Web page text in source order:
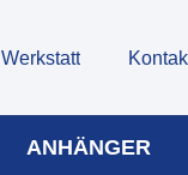
Werkstatt
ANHÄNGER